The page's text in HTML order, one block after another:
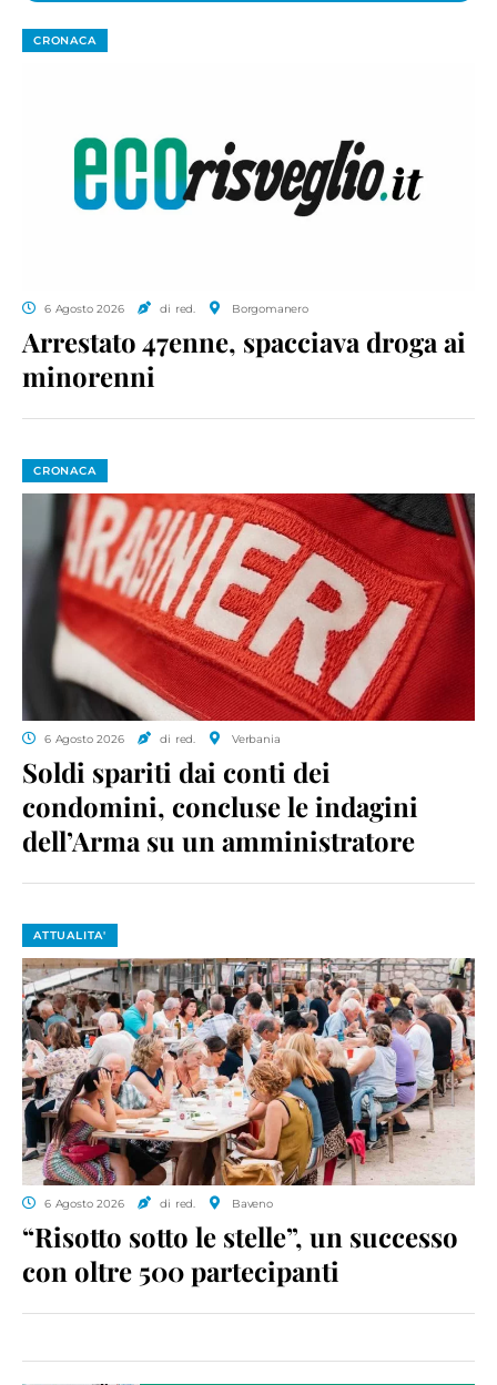
CRONACA
6 Agosto 2026 di red. Borgomanero
Arrestato 47enne, spacciava droga ai
minorenni
CRONACA
6 Agosto 2026 di red. Verbania
Soldi spariti dai conti dei
condomini, concluse le indagini
dell’Arma su un amministratore
ATTUALITA'
6 Agosto 2026 di red. Baveno
“Risotto sotto le stelle”, un successo
con oltre 500 partecipanti